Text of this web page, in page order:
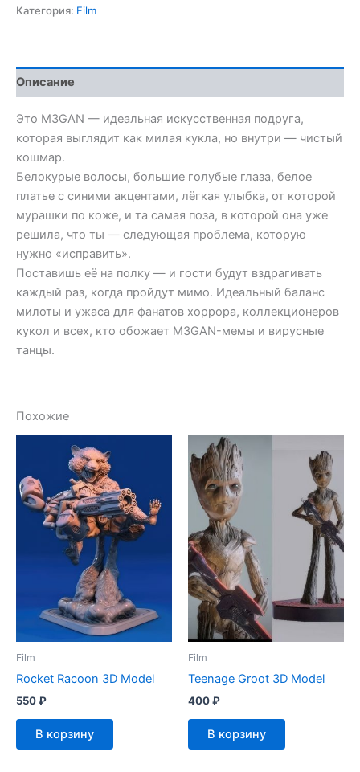
3D
Категория: Film
Описание
Это M3GAN — идеальная искусственная подруга,
которая выглядит как милая кукла, но внутри — чистый
кошмар.
Белокурые волосы, большие голубые глаза, белое
платье с синими акцентами, лёгкая улыбка, от которой
мурашки по коже, и та самая поза, в которой она уже
решила, что ты — следующая проблема, которую
нужно «исправить».
Поставишь её на полку — и гости будут вздрагивать
каждый раз, когда пройдут мимо. Идеальный баланс
милоты и ужаса для фанатов хоррора, коллекционеров
кукол и всех, кто обожает M3GAN-мемы и вирусные
танцы.
Похожие
Film
Rocket Racoon 3D Model
550₽
В корзину
Film
Teenage Groot 3D Model
400₽
В корзину